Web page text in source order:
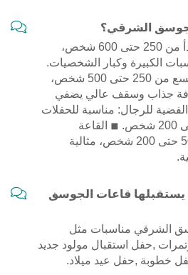
الشرقي؟
القاعة البلاتينية للرجال: تبدأ من 250 حتى 600 شخص،
الكبيرة وكبار الشخصيات.
◾ القاعة الذهبية للنساء: تتسع من 250 حتى 500 شخص،
زفة جذاب وسقف عالي يضفي
الفضية للرجال: مناسبة للحفلات
المتوسطة، تتسع من 50 إلى 200 شخص. ◾ القاعة
البرونزية للنساء: تبدأ من 50 حتى 200 شخص، مثالية
يستقبلها قاعات الجوسق
الشرقي مناسبات مثل
,حفل استقبال مولود جديد
خطوبة ,حفل عيد ميلاد.